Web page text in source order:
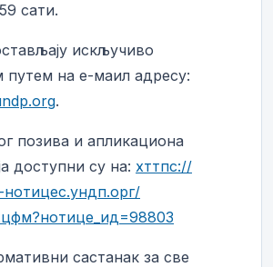
сати.
искључиво
путем на е-маил адресу:
.
позива и апликациона
доступни су на: хттпс://
састанак за све